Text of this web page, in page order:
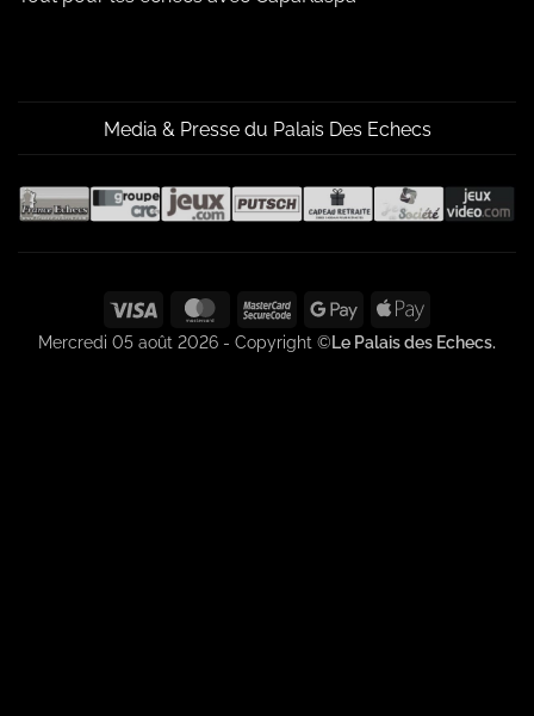
Media & Presse du Palais Des Echecs
Visa MasterCardMasterCard
2
Google
Pay
Apple
Pay
Mercredi 05 août 2026 - Copyright ©Le Palais des Echecs.